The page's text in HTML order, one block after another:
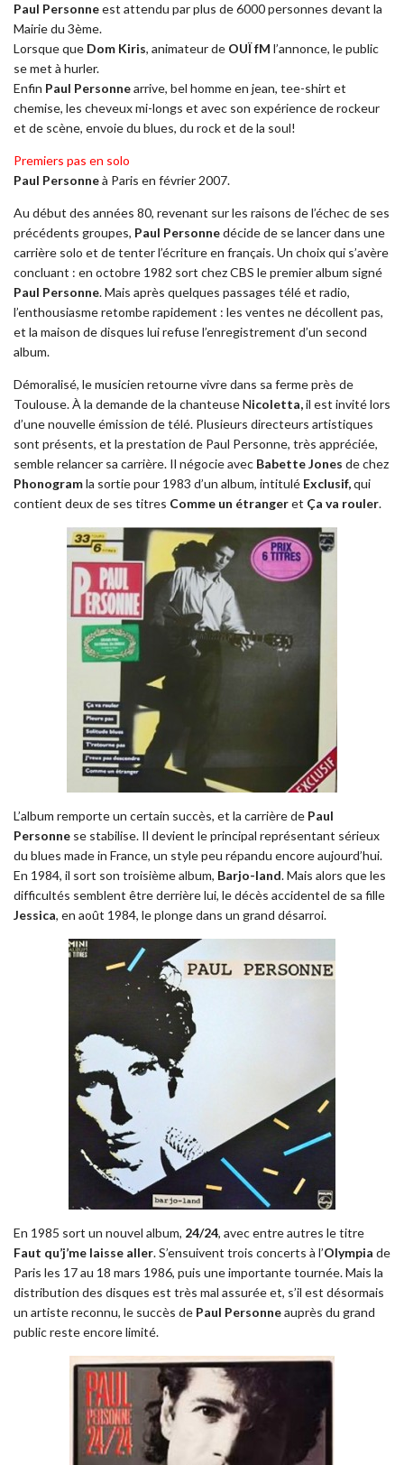
Paul Personneest attendu par plus de 6000 personnes devant la
Mairie du 3ème.
Lorsque que Dom Kiris, animateur de OUÏ fM l’annonce, le public
se met à hurler.
Enfin Paul Personnearrive, bel homme en jean, tee-shirt et
chemise, les cheveux mi-longs et avec son expérience de rockeur
et de scène, envoie du blues, du rock et de la soul!
Premiers pas en solo
Paul Personneà Paris en février 2007.
Au début des années 80, revenant sur les raisons de l’échec de ses
précédents groupes, Paul Personnedécide de se lancer dans une
carrière solo et de tenter l’écriture en français. Un choix qui s’avère
concluant : en octobre 1982 sort chez CBS le premier album signé
Paul Personne. Mais après quelques passages télé et radio,
l’enthousiasme retombe rapidement : les ventes ne décollent pas,
et la maison de disques lui refuse l’enregistrement d’un second
album.
Démoralisé, le musicien retourne vivre dans sa ferme près de
Toulouse. À la demande de la chanteuse Nicoletta,il est invité lors
d’une nouvelle émission de télé. Plusieurs directeurs artistiques
sont présents, et la prestation de Paul Personne, très appréciée,
semble relancer sa carrière. Il négocie avec Babette Jones de chez
Phonogramla sortie pour 1983 d’un album, intitulé Exclusif,qui
contient deux de ses titres Comme un étrangeret Ça va rouler.
L’album remporte un certain succès, et la carrière de Paul
Personne se stabilise. Il devient le principal représentant sérieux
du blues made in France, un style peu répandu encore aujourd’hui.
En 1984, il sort son troisième album, Barjo-land. Mais alors que les
difficultés semblent être derrière lui, le décès accidentel de sa fille
Jessica, en août 1984, le plonge dans un grand désarroi.
En 1985 sort un nouvel album, 24/24, avec entre autres le titre
Faut qu’j’me laisse aller. S’ensuivent trois concerts à l’Olympia de
Paris les 17 au 18 mars 1986, puis une importante tournée. Mais la
distribution des disques est très mal assurée et, s’il est désormais
un artiste reconnu, le succès de Paul Personneauprès du grand
public reste encore limité.